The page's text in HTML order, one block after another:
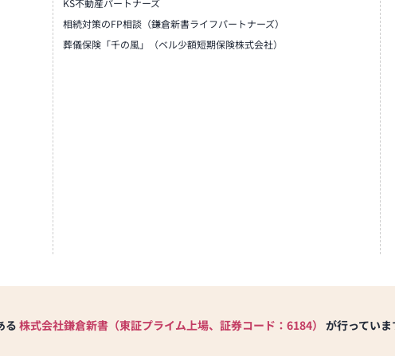
KS不動産パートナーズ
相続対策のFP相談（鎌倉新書ライフパートナーズ）
葬儀保険「千の風」（ベル少額短期保険株式会社）
る 株式会社鎌倉新書（東証プライム上場、証券コード：6184） が行っていま